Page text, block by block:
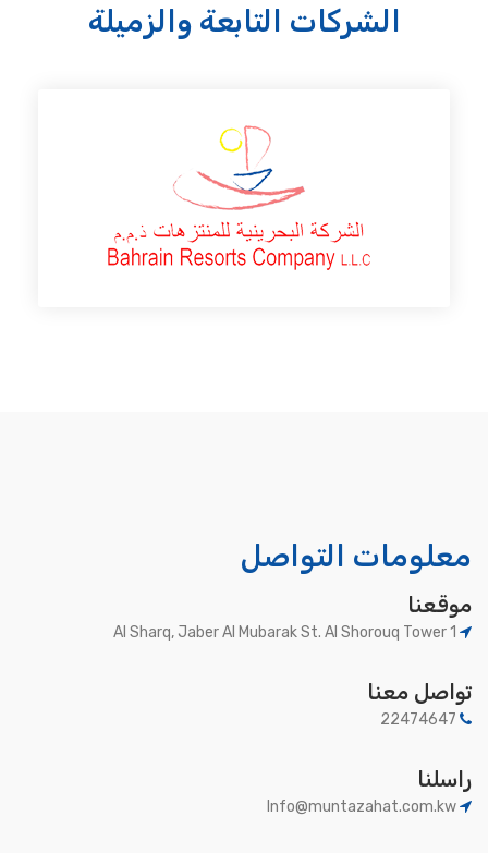
الشركات التابعة والزميلة
معلومات التواصل
موقعنا
تواصل معنا
راسلنا
Info@muntazahat.com.kw